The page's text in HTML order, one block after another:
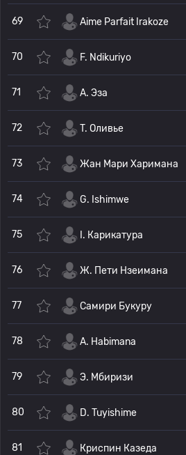
69 Aime Parfait Irakoze
70 F. Ndikuriyo
71 А. Эза
72 T. Оливье
73 Жан Мари Харимана
74 G. Ishimwe
75 I. Карикатура
76 Ж. Пети Нзеимана
77 Самири Букуру
78 A. Habimana
79 Э. Мбиризи
80 D. Tuyishime
81 Криспин Казеда